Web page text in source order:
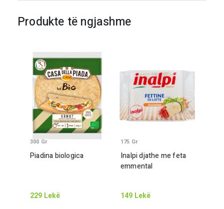
Produkte të ngjashme
Piadina biologica
300Gr
229 Lekë
Inalpi djathe me feta
emmental
175 Gr
149 Lekë